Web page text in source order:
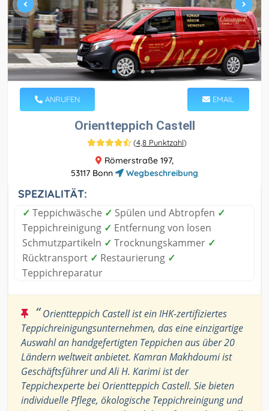
ANRUFEN EMAIL
Orientteppich Castell
(4,8 Punktzahl)
Römerstraße 197,
53117 Bonn
Wegbeschreibung
SPEZIALITÄT:
✓ Teppichwäsche ✓ Spülen und Abtropfen ✓
Teppichreinigung ✓ Entfernung von losen
Schmutzpartikeln ✓ Trocknungskammer ✓
Rücktransport ✓ Restaurierung ✓
Teppichreparatur
“Orientteppich Castell ist ein IHK-zertifiziertes
Teppichreinigungsunternehmen, das eine einzigartige
Auswahl an handgefertigten Teppichen aus über 20
Ländern weltweit anbietet. Kamran Makhdoumi ist
Geschäftsführer und Ali H. Karimi ist der
Teppichexperte bei Orientteppich Castell. Sie bieten
individuelle Pflege, ökologische Teppichreinigung und